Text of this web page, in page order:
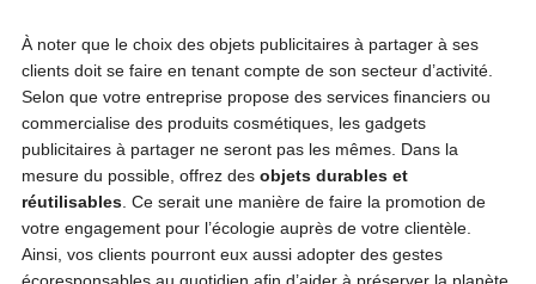
À noter que le choix des objets publicitaires à partager à ses
clients doit se faire en tenant compte de son secteur d’activité.
Selon que votre entreprise propose des services financiers ou
commercialise des produits cosmétiques, les gadgets
publicitaires à partager ne seront pas les mêmes. Dans la
mesure du possible, offrez des objets durables et
réutilisables. Ce serait une manière de faire la promotion de
votre engagement pour l’écologie auprès de votre clientèle.
Ainsi, vos clients pourront eux aussi adopter des gestes